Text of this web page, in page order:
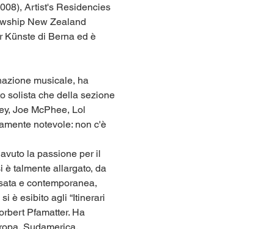
Artist's Residencies
New Zealand
Künste di Berna ed è
musicale, ha
solista che della sezione
Joe McPhee, Lol
notevole: non c'è
la passione per il
è talmente allargato, da
e contemporanea,
è esibito agli “Itinerari
Pfamatter. Ha
Sudamerica,